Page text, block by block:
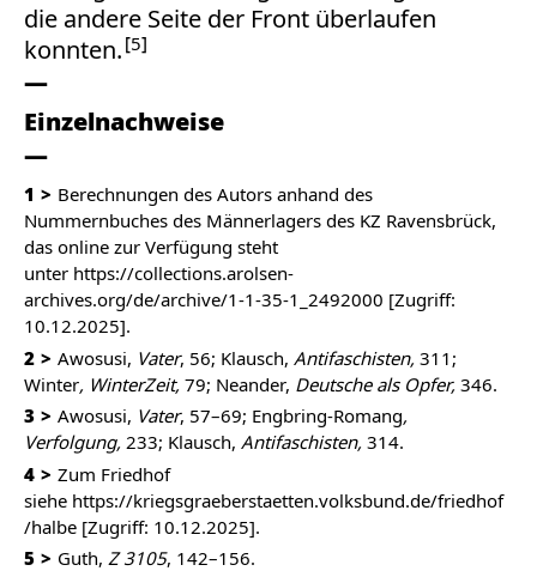
die andere Seite der Front überlaufen
konnten. 5
Einzelnachweise
1
Berechnungen des Autors anhand des
Nummernbuches des Männerlagers des KZ Ravensbrück,
das online zur Verfügung steht
unter https://collections.arolsen-
archives.org/de/archive/1-1-35-1_2492000 [Zugriff:
10.12.2025].
2
Awosusi, Vater, 56; Klausch, Antifaschisten, 311;
Winter, WinterZeit, 79; Neander, Deutsche als Opfer, 346.
3
Awosusi, Vater, 57–69; Engbring-Romang,
Verfolgung, 233; Klausch, Antifaschisten, 314.
4
Zum Friedhof
siehe https://kriegsgraeberstaetten.volksbund.de/friedhof
/halbe [Zugriff: 10.12.2025].
5
Guth, Z 3105, 142–156.